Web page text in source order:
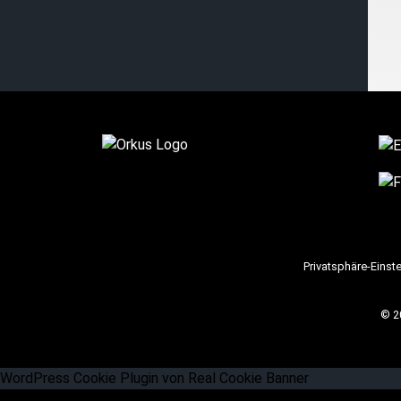
Privatsphäre-
©
WordPress Cookie Plugin von Real Cookie Banner